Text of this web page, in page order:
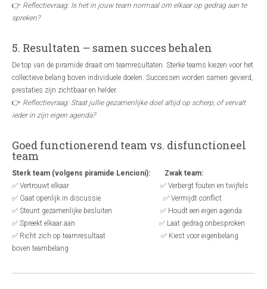
👉 Reflectievraag: Is het in jouw team normaal om elkaar op gedrag aan te
spreken?
5. Resultaten – samen succes behalen
De top van de piramide draait om teamresultaten. Sterke teams kiezen voor het
collectieve belang boven individuele doelen. Successen worden samen gevierd,
prestaties zijn zichtbaar en helder.
👉 Reflectievraag: Staat jullie gezamenlijke doel altijd op scherp, of vervalt
ieder in zijn eigen agenda?
Goed functionerend team vs. disfunctioneel
team
Sterk team (volgens piramide Lencioni): Zwak team:
✅ Vertrouwt elkaar ✅ Verbergt fouten en twijfels
✅ Gaat openlijk in discussie ✅ Vermijdt conflict
✅ Steunt gezamenlijke besluiten ✅ Houdt een eigen agenda
✅ Spreekt elkaar aan ✅ Laat gedrag onbesproken
✅ Richt zich op teamresultaat ✅ Kiest voor eigenbelang
boven teambelang